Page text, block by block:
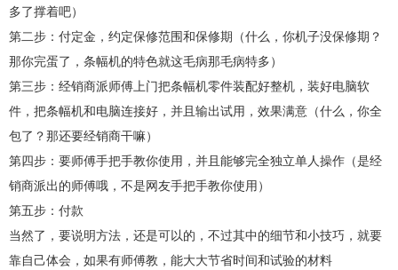
多了撑着吧）
第二步：付定金，约定保修范围和保修期（什么，你机子没保修期？
那你完蛋了，条幅机的特色就这毛病那毛病特多）
第三步：经销商派师傅上门把条幅机零件装配好整机，装好电脑软
件，把条幅机和电脑连接好，并且输出试用，效果满意（什么，你全
包了？那还要经销商干嘛）
第四步：要师傅手把手教你使用，并且能够完全独立单人操作（是经
销商派出的师傅哦，不是网友手把手教你使用）
第五步：付款
当然了，要说明方法，还是可以的，不过其中的细节和小技巧，就要
靠自己体会，如果有师傅教，能大大节省时间和试验的材料